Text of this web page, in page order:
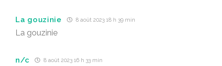
La gouzinie 8 août 2023 18 h 39 min
La gouzinie
n/c 8 août 2023 16 h 33 min